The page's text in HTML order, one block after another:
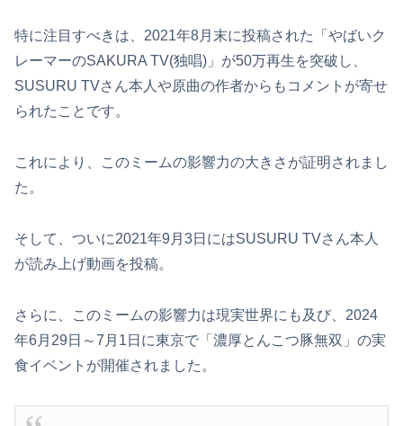
特に注目すべきは、2021年8月末に投稿された「やばいク
レーマーのSAKURA TV(独唱)」が50万再生を突破し、
SUSURU TVさん本人や原曲の作者からもコメントが寄せ
られたことです。
これにより、このミームの影響力の大きさが証明されまし
た。
そして、ついに2021年9月3日にはSUSURU TVさん本人
が読み上げ動画を投稿。
さらに、このミームの影響力は現実世界にも及び、2024
年6月29日～7月1日に東京で「濃厚とんこつ豚無双」の実
食イベントが開催されました。